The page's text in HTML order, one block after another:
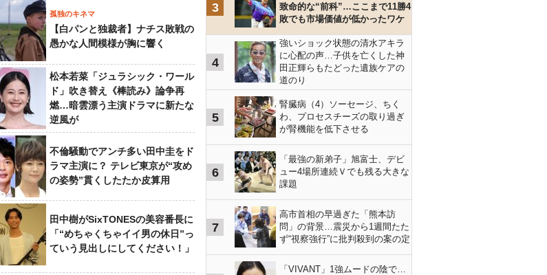
孤独のキネマ
【白パンと独裁者】ナチス敗戦の
愚かな人間模様が胸に響く
松本若菜「ジュラシック・ワール
ド」吹き替え《棒読み》論争再
燃…暗雲漂う主演ドラマに新たな
逆風が
不倫騒動でアンチ多い田中圭をド
ラマ主演に？ テレビ東京が“攻め
の姿勢”貫くしたたか皮算用
田中樹がSixTONESの美容番長に
「“めちゃくちゃイイ男の休日”っ
ていう見出しにしてください！」
3
致命的な“前科”…ここまで11勝4
敗でも市場価値が低かったワケ
4
強いショック状態の清水アキラ
に心配の声…子供を亡くした神
田正輝らもたどった遺族ケアの
道のり
5
腎臓病（4）ソーセージ、ちく
わ、プロセスチーズの取り過ぎ
が腎機能を低下させる
6
「最強の新弟子」旭富士、デビ
ュー4場所連続Ｖでも残る大きな
課題
7
高市首相の早過ぎた「熊本訪
問」の背景…震災から1週間たた
ず“視察強行”に批判殺到の案の定
「VIVANT」1強ムードの陰で…